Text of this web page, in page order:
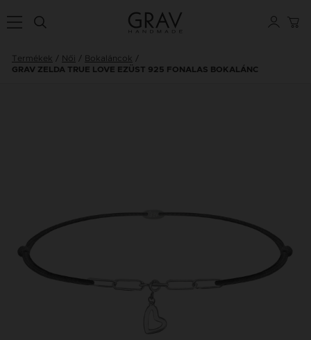
Termékek Női Bokaláncok
GRAV ZELDA TRUE LOVE EZÜST 925 FONALAS BOKALÁNC